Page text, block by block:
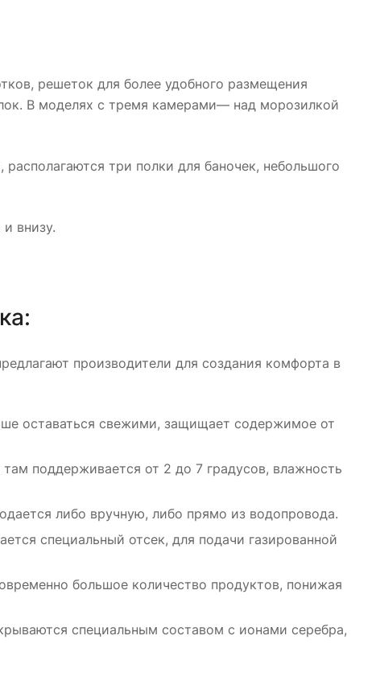
решеток для более удобного размещения
В моделях с тремя камерами— над морозилкой
три полки для баночек, небольшого
внизу.
производители для создания комфорта в
оставаться свежими, защищает содержимое от
поддерживается от 2 до 7 градусов, влажность
либо вручную, либо прямо из водопровода.
специальный отсек, для подачи газированной
большое количество продуктов, понижая
специальным составом с ионами серебра,